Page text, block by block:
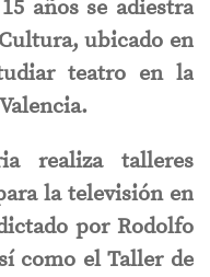
años se adiestra
ubicado en
teatro en la
realiza talleres
la televisión en
por Rodolfo
como el Taller de